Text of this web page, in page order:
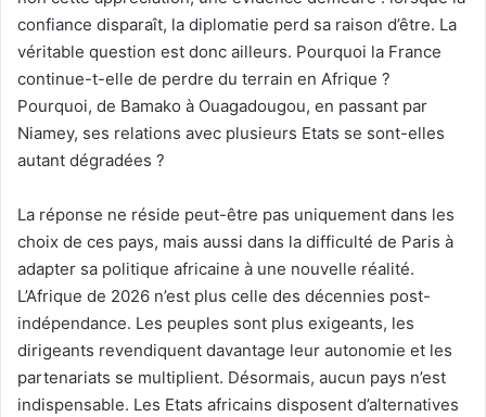
confiance disparaît, la diplomatie perd sa raison d’être. La
véritable question est donc ailleurs. Pourquoi la France
continue-t-elle de perdre du terrain en Afrique ?
Pourquoi, de Bamako à Ouagadougou, en passant par
Niamey, ses relations avec plusieurs Etats se sont-elles
autant dégradées ?
La réponse ne réside peut-être pas uniquement dans les
choix de ces pays, mais aussi dans la difficulté de Paris à
adapter sa politique africaine à une nouvelle réalité.
L’Afrique de 2026 n’est plus celle des décennies post-
indépendance. Les peuples sont plus exigeants, les
dirigeants revendiquent davantage leur autonomie et les
partenariats se multiplient. Désormais, aucun pays n’est
indispensable. Les Etats africains disposent d’alternatives